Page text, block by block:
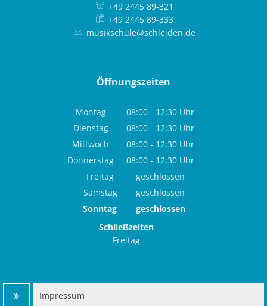
+49 2445 89-321
+49 2445 89-333
musikschule@schleiden.de
Öffnungszeiten
Montag 08:00 - 12:30 Uhr
Von 08:00 bis 12:30 Uhr
Dienstag 08:00 - 12:30 Uhr
Von 08:00 bis 12:30 Uhr
Mittwoch 08:00 - 12:30 Uhr
Von 08:00 bis 12:30 Uhr
Donnerstag 08:00 - 12:30 Uhr
Von 08:00 bis 12:30 Uhr
Freitag
geschlossen
Samstag
geschlossen
Sonntag
geschlossen
Schließzeiten
Freitag
Impressum